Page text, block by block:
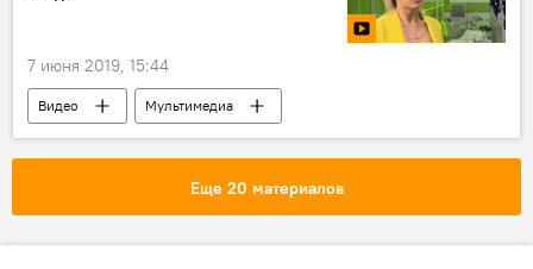
7 июня 2019, 15:44
Видео Мультимедиа
Еще 20 материалов